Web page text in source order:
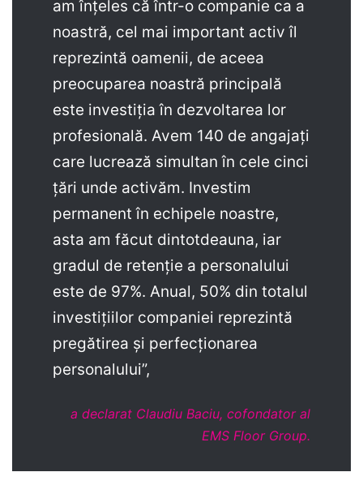
am înțeles că într-o companie ca a
noastră, cel mai important activ îl
reprezintă oamenii, de aceea
preocuparea noastră principală
este investiția în dezvoltarea lor
profesională. Avem 140 de angajați
care lucrează simultan în cele cinci
țări unde activăm. Investim
permanent în echipele noastre,
asta am făcut dintotdeauna, iar
gradul de retenție a personalului
este de 97%. Anual, 50% din totalul
investițiilor companiei reprezintă
pregătirea și perfecționarea
personalului”,
a declarat Claudiu Baciu, cofondator al
EMS Floor Group.